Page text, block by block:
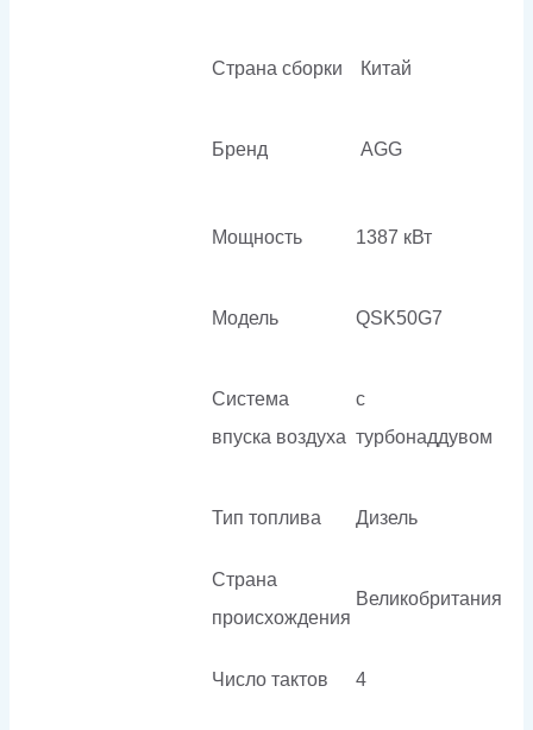
Страна сборки Китай
Бренд AGG
Мощность 1387 кВт
Модель QSK50G7
Система
впуска воздуха
с
турбонаддувом
Тип топлива Дизель
Страна
происхождения
Великобритания
Число тактов 4